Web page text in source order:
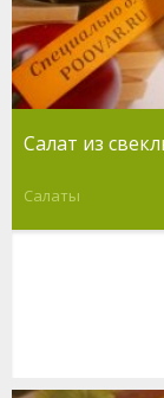
Салат из
Салаты